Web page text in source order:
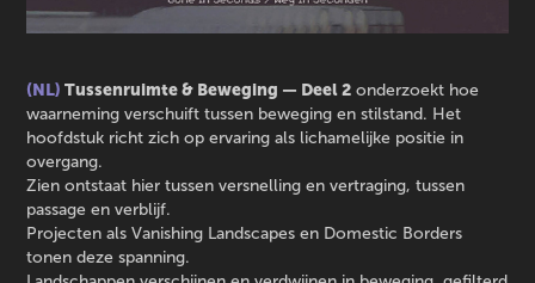
(NL)Tussenruimte & Beweging — Deel 2 onderzoekt hoe
waarneming verschuift tussen beweging en stilstand. Het
hoofdstuk richt zich op ervaring als lichamelijke positie in
overgang.
Zien ontstaat hier tussen versnelling en vertraging, tussen
passage en verblijf.
Projecten als Vanishing Landscapes en Domestic Borders
tonen deze spanning.